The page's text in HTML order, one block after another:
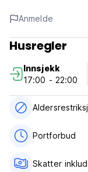
Det er flere typer
utsikten. Utnevnt
fasiliteter. (Auto-
Anmelde
Husregler
Innsjekk
17:00 - 22:00
Portforbud
Skatter